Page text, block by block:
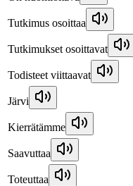
Tutkimus osoittaa
Tutkimukset osoittavat
Todisteet viittaavat
Järvi
Kierrätämme
Saavuttaa
Toteuttaa